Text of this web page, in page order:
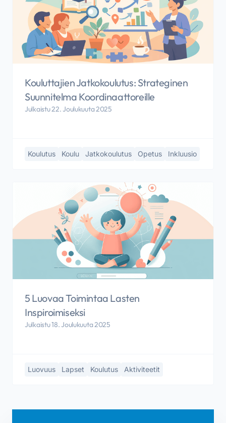
Kouluttajien Jatkokoulutus: Strateginen
Suunnitelma Koordinaattoreille
Julkaistu 22. Joulukuuta 2025
Koulutus Koulu Jatkokoulutus Opetus Inkluusio
5 Luovaa Toimintaa Lasten
Inspiroimiseksi
Julkaistu 18. Joulukuuta 2025
Luovuus Lapset Koulutus Aktiviteetit